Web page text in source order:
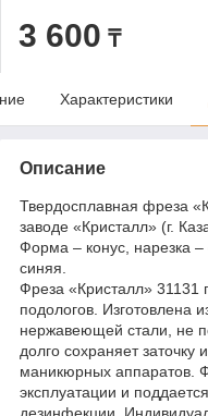
3 600 ₸
Характеристики
Описание
Твердосплавная фреза
заводе «Кристалл» (г.
Форма – конус, нарезка –
синяя.
Фреза «Кристалл» 31131
подологов. Изготовлена
нержавеющей стали, не
долго сохраняет
маникюрных аппаратов.
эксплуатации и
дезинфекции.